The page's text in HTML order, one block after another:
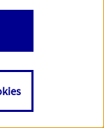
comme de